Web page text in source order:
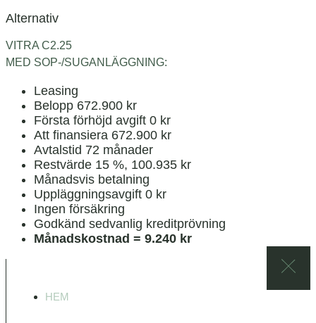
Alternativ
VITRA C2.25
MED SOP-/SUGANLÄGGNING:
Leasing
Belopp 672.900 kr
Första förhöjd avgift 0 kr
Att finansiera 672.900 kr
Avtalstid 72 månader
Restvärde 15 %, 100.935 kr
Månadsvis betalning
Uppläggningsavgift 0 kr
Ingen försäkring
Godkänd sedvanlig kreditprövning
Månadskostnad = 9.240 kr
HEM